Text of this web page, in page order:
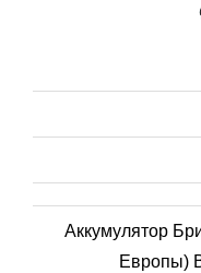
Аккумулятор
Европы)